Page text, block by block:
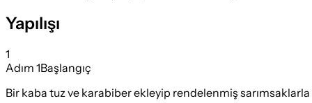
Yapılışı
1
Adım 1Başlangıç
Bir kaba tuz ve karabiber ekleyip rendelenmiş sarımsaklarla